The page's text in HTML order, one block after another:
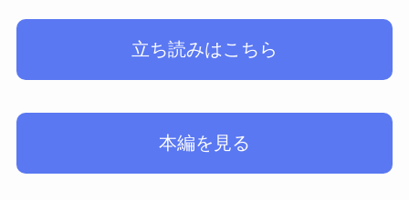
立ち読みはこちら
本編を見る